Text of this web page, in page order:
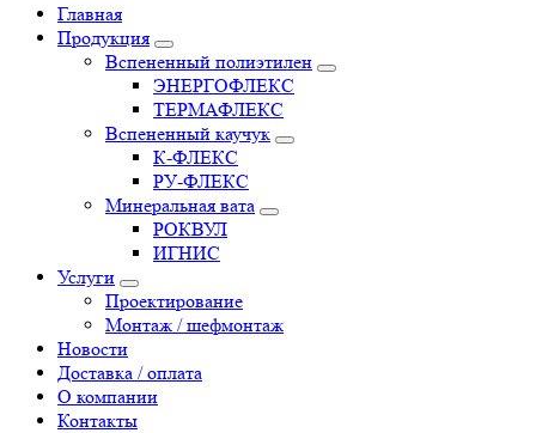
Главная
Продукция
Вспененный полиэтилен
ЭНЕРГОФЛЕКС
ТЕРМАФЛЕКС
Вспененный каучук
К-ФЛЕКС
РУ-ФЛЕКС
Минеральная вата
РОКВУЛ
ИГНИС
Услуги
Проектирование
Монтаж / шефмонтаж
Новости
Доставка / оплата
О компании
Контакты